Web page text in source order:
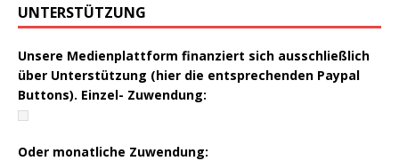
UNTERSTÜTZUNG
Unsere Medienplattform finanziert sich ausschließlich
über Unterstützung (hier die entsprechenden Paypal
Buttons). Einzel- Zuwendung:
Oder monatliche Zuwendung: